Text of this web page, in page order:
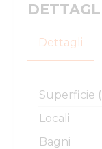
Dettagli
Superficie
Locali
Bagni